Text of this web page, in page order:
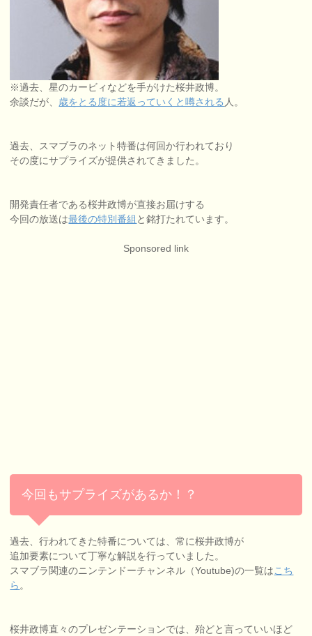
※過去、星のカービィなどを手がけた桜井政博。
余談だが、 歳をとる度に若返っていくと噂される 人。
過去、スマブラのネット特番は何回か行われており
その度にサプライズが提供されてきました。
開発責任者である桜井政博が直接お届けする
今回の放送は最後の特別番組 と銘打たれています。
Sponsored link
今回もサプライズがあるか！？
過去、行われてきた特番については、常に桜井政博が
追加要素について丁寧な解説を行っていました。
スマブラ関連のニンテンドーチャンネル（Youtube)の一覧はこち
ら。
桜井政博直々のプレゼンテーションでは、殆どと言っていいほど